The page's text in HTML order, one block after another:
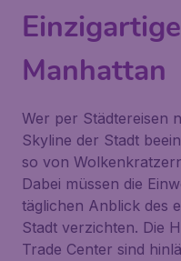
Manhattan
Wer per Städtereisen
Skyline der Stadt
so von
Dabei müssen die
täglichen Anblick des
Stadt verzichten. Die
Trade Center sind